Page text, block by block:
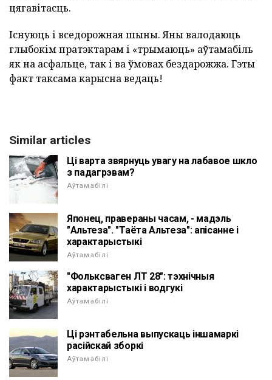
цягавітасць.
Існуюць і вседорожная шыны. Яны валодаюць
глыбокім пратэктарам і «трымаюць» аўтамабіль
як на асфальце, так і ва ўмовах бездарожжа. Гэты
факт таксама карысна ведаць!
Similar articles
Ці варта звярнуць увагу на лабавое шкло
з падагрэвам?
Аўтамабілі
Японец, правераны часам, - мадэль
"Альтеза". "Таёта Альтеза": апісанне і
характарыстыкі
Аўтамабілі
"Фольксваген ЛТ 28": тэхнічныя
характарыстыкі і водгукі
Аўтамабілі
Ці рэнтабельна выпускаць іншамаркі
расійскай зборкі
Аўтамабілі